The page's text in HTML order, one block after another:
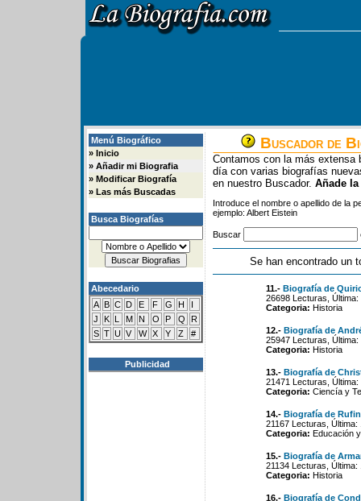
Menú Biográfico
» Inicio
» Añadir mi Biografia
» Modificar Biografía
» Las más Buscadas
Busca Biografías
Abecedario
A B C D E F G H
I
J
K L M N O P Q
R
S T U V W X Y Z #
Publicidad
Buscador de
Contamos con la más extensa
día con varias biografías
en nuestro Buscador. Añade
Introduce el nombre o apellido de la
ejemplo: Albert Eistein
Buscar
Se han encontrado un
11.- Biografía de
26698 Lecturas,
Categoria: Historia
12.- Biografía de
25947 Lecturas,
Categoria: Historia
13.- Biografía de
21471 Lecturas,
Categoria: Ciencía y
14.- Biografía de
21167 Lecturas,
Categoria: Educación
15.- Biografía de
21134 Lecturas,
Categoria: Historia
16.- Biografía de